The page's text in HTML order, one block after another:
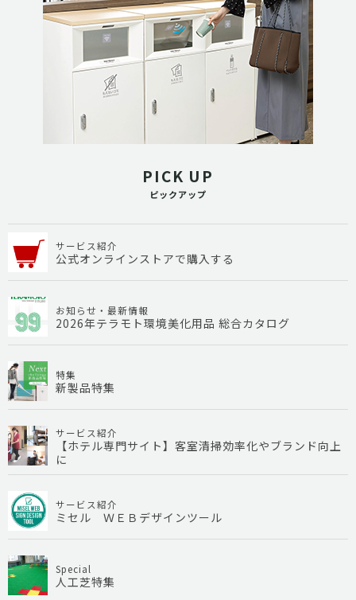
PICK UP
ピックアップ
サービス紹介
公式オンラインストアで購入する
お知らせ・最新情報
2026年テラモト環境美化用品 総合カタログ
特集
新製品特集
サービス紹介
【ホテル専門サイト】客室清掃効率化やブランド向上
に
サービス紹介
ミセル ＷＥＢデザインツール
Special
人工芝特集